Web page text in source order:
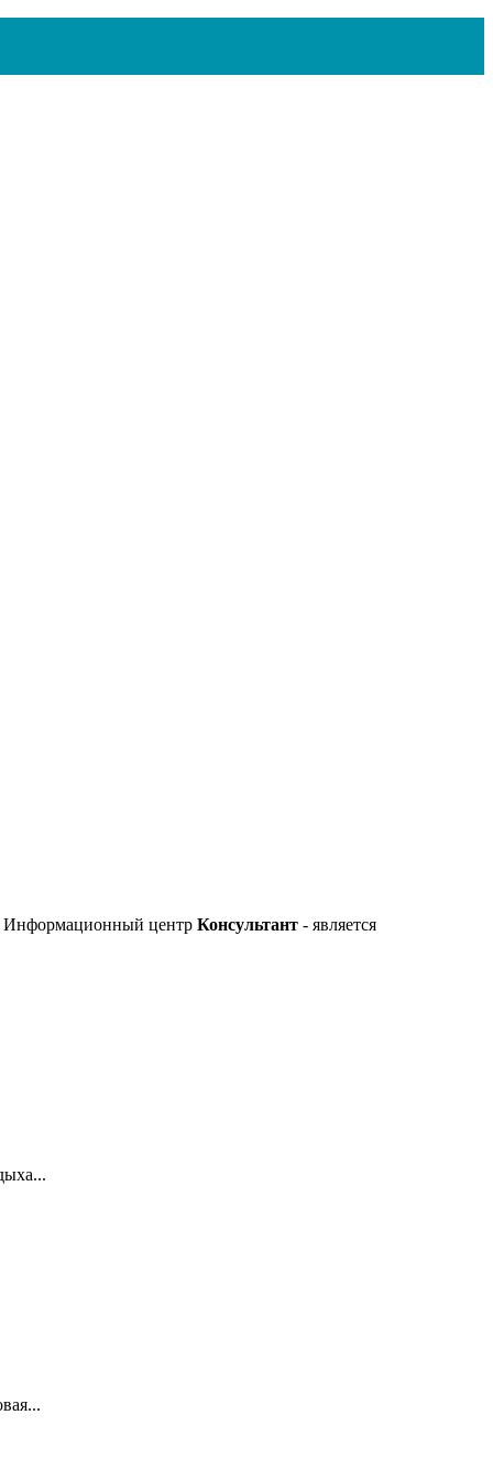
центр Консультант - является